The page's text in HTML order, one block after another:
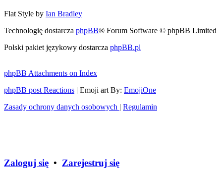
Flat Style by Ian Bradley
Technologię dostarcza phpBB® Forum Software © phpBB Limited
Polski pakiet językowy dostarcza phpBB.pl
phpBB Attachments on Index
phpBB post Reactions | Emoji art By: EmojiOne
Zasady ochrony danych osobowych | Regulamin
Zaloguj się • Zarejestruj się